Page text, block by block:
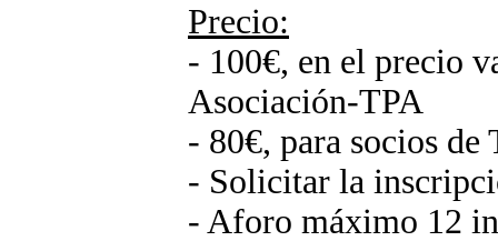
Precio:
- 100€, en el precio
Asociación-TPA
- 80€, para socios de
- Solicitar la
- Aforo máximo 12